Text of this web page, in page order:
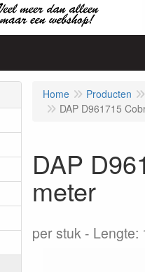
Home Producten
DAP D961715
DAP
meter
per stuk Lengte: